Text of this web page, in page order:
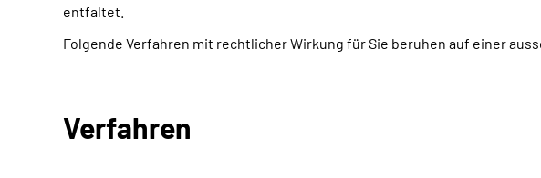
entfaltet.
Folgende Verfahren mit rechtlicher Wirkung für Sie beruhen auf einer
Verfahren